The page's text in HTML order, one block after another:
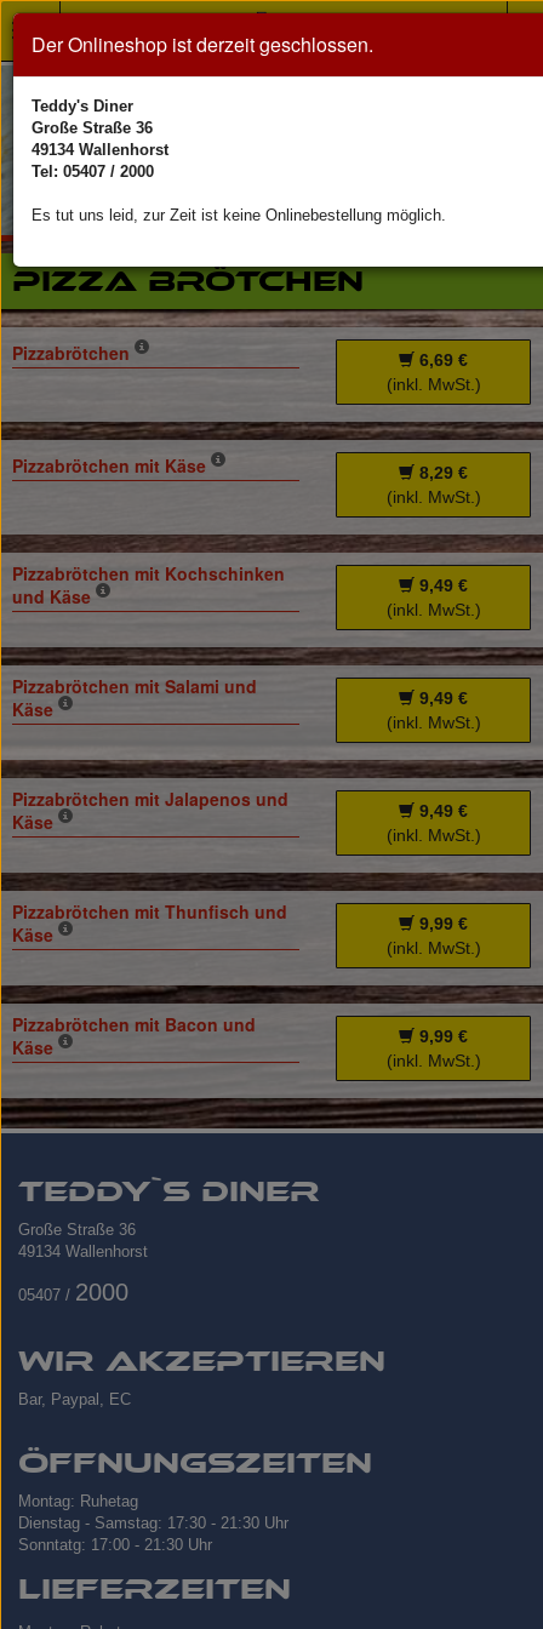
Der Onlineshop ist derzeit geschlossen.
Teddy's Diner
Große Straße 36
49134 Wallenhorst
Tel: 05407 / 2000
Es tut uns leid, zur Zeit ist keine Onlinebestellung möglich.
navigation
Pizza Brötchen
Pizzabrötchen
6,69 €
(inkl. MwSt.)
Pizzabrötchen mit Käse
8,29 €
(inkl. MwSt.)
Pizzabrötchen mit Kochschinken
und Käse
9,49 €
(inkl. MwSt.)
Pizzabrötchen mit Salami und
Käse
9,49 €
(inkl. MwSt.)
Pizzabrötchen mit Jalapenos und
Käse
9,49 €
(inkl. MwSt.)
Pizzabrötchen mit Thunfisch und
Käse
9,99 €
(inkl. MwSt.)
Pizzabrötchen mit Bacon und
Käse
9,99 €
(inkl. MwSt.)
Teddy`s Diner
Große Straße 36
​49134 Wallenhorst
05407 / 2000
Wir akzeptieren
Bar, Paypal, EC
Öffnungszeiten
Montag: Ruhetag
Dienstag - Samstag: 17:30 - 21:30 Uhr
Sonntatg: 17:00 - 21:30 Uhr
Lieferzeiten